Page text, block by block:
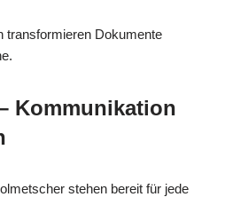
transformieren Dokumente
Kommunikation
stehen bereit für jede